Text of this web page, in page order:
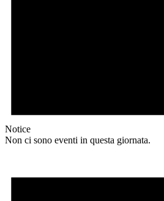
Notice
Non ci sono eventi in questa giornata.